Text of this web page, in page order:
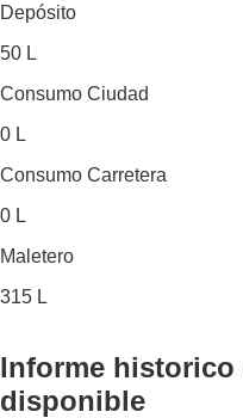
Depósito
50 L
Consumo Ciudad
0 L
Consumo Carretera
0 L
Maletero
315 L
Informe historico
disponible